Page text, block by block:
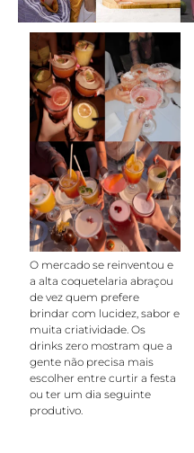
O mercado se reinventou e
a alta coquetelaria abraçou
de vez quem prefere
brindar com lucidez, sabor e
muita criatividade. Os
drinks zero mostram que a
gente não precisa mais
escolher entre curtir a festa
ou ter um dia seguinte
produtivo.